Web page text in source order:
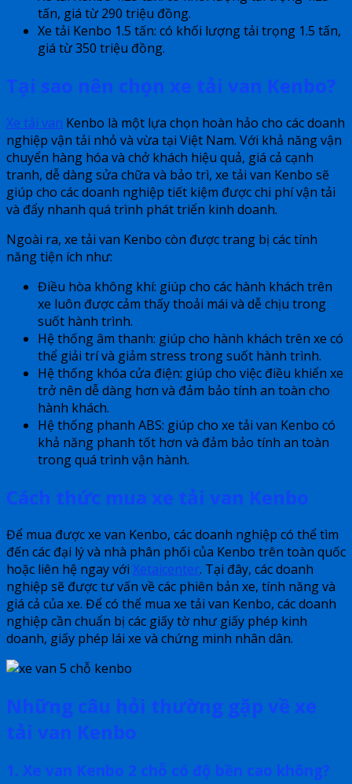
tấn, giá từ 290 triệu đồng.
Xe tải Kenbo 1.5 tấn: có khối lượng tải trọng 1.5 tấn,
giá từ 350 triệu đồng.
Tại sao nên chọn xe tải van Kenbo?
Xe tải van Kenbo là một lựa chọn hoàn hảo cho các doanh
nghiệp vận tải nhỏ và vừa tại Việt Nam. Với khả năng vận
chuyển hàng hóa và chở khách hiệu quả, giá cả cạnh
tranh, dễ dàng sửa chữa và bảo trì, xe tải van Kenbo sẽ
giúp cho các doanh nghiệp tiết kiệm được chi phí vận tải
và đẩy nhanh quá trình phát triển kinh doanh.
Ngoài ra, xe tải van Kenbo còn được trang bị các tính
năng tiện ích như:
Điều hòa không khí: giúp cho các hành khách trên
xe luôn được cảm thấy thoải mái và dễ chịu trong
suốt hành trình.
Hệ thống âm thanh: giúp cho hành khách trên xe có
thể giải trí và giảm stress trong suốt hành trình.
Hệ thống khóa cửa điện: giúp cho việc điều khiển xe
trở nên dễ dàng hơn và đảm bảo tính an toàn cho
hành khách.
Hệ thống phanh ABS: giúp cho xe tải van Kenbo có
khả năng phanh tốt hơn và đảm bảo tính an toàn
trong quá trình vận hành.
Cách thức mua xe tải van Kenbo
Để mua được xe van Kenbo, các doanh nghiệp có thể tìm
đến các đại lý và nhà phân phối của Kenbo trên toàn quốc
hoặc liên hệ ngay với Xetaicenter. Tại đây, các doanh
nghiệp sẽ được tư vấn về các phiên bản xe, tính năng và
giá cả của xe. Để có thể mua xe tải van Kenbo, các doanh
nghiệp cần chuẩn bị các giấy tờ như giấy phép kinh
doanh, giấy phép lái xe và chứng minh nhân dân.
Những câu hỏi thường gặp về xe
tải van Kenbo
1. Xe van Kenbo 2 chỗ có độ bền cao không?